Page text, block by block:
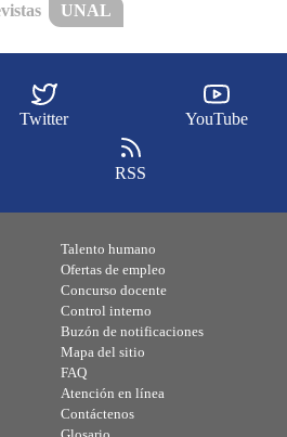
UNAL
Twitter YouTube
RSS
Talento humano
Ofertas de empleo
Concurso docente
Control interno
Buzón de notificaciones
Mapa del sitio
FAQ
Atención en línea
Contáctenos